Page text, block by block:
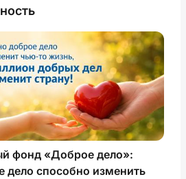
фонд «Доброе дело»:
дело способно изменить